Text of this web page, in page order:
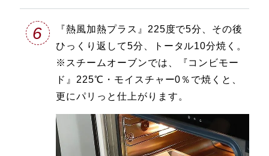
6
『熱風加熱プラス』225度で5分、その後
ひっくり返して5分、トータル10分焼く。
※スチームオーブンでは、『コンビモー
ド』225℃・モイスチャー0％で焼くと、
更にパリっと仕上がります。